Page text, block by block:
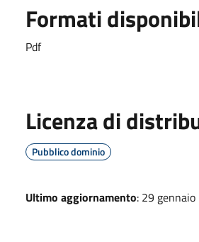
Formati
Pdf
Licenza di
Pubblico dominio
Ultimo aggiornamento: 29